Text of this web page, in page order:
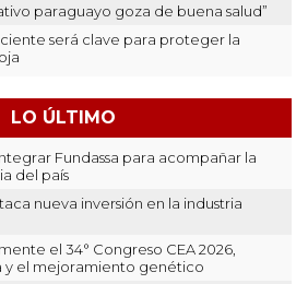
paraguayo goza de buena salud”
será clave para proteger la
LO ÚLTIMO
Fundassa para acompañar la
del país
nueva inversión en la industria
el 34° Congreso CEA 2026,
y el mejoramiento genético